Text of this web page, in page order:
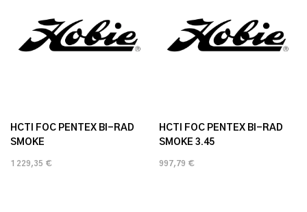
HCTI FOC PENTEX BI-RAD
SMOKE
1 229,35 €
HCTI FOC PENTEX BI-RAD
SMOKE 3.45
997,79 €